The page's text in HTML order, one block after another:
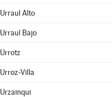
Urraul Alto
Urraul Bajo
Urrotz
Urroz-Villa
Urzainqui